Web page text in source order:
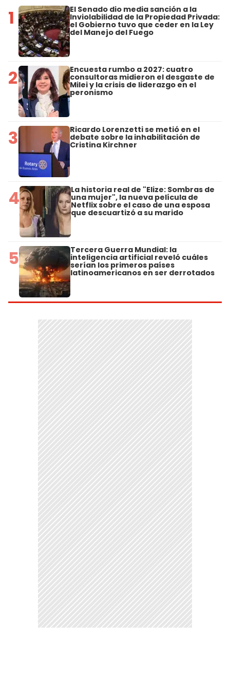
1 El Senado dio media sanción a la
Inviolabilidad de la Propiedad Privada:
el Gobierno tuvo que ceder en la Ley
del Manejo del Fuego
2 Encuesta rumbo a 2027: cuatro
consultoras midieron el desgaste de
Milei y la crisis de liderazgo en el
peronismo
3 Ricardo Lorenzetti se metió en el
debate sobre la inhabilitación de
Cristina Kirchner
4 La historia real de "Elize: Sombras de
una mujer", la nueva película de
Netflix sobre el caso de una esposa
que descuartizó a su marido
5 Tercera Guerra Mundial: la
inteligencia artificial reveló cuáles
serían los primeros países
latinoamericanos en ser derrotados